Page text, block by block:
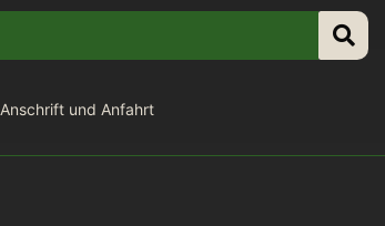
Anschrift und Anfahrt